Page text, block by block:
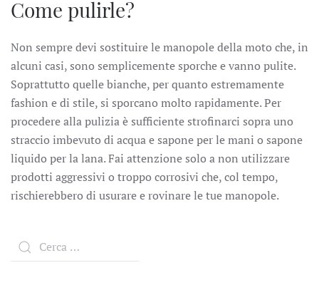
Come pulirle?
Non sempre devi sostituire le manopole della moto che, in
alcuni casi, sono semplicemente sporche e vanno pulite.
Soprattutto quelle bianche, per quanto estremamente
fashion e di stile, si sporcano molto rapidamente. Per
procedere alla pulizia è sufficiente strofinarci sopra uno
straccio imbevuto di acqua e sapone per le mani o sapone
liquido per la lana. Fai attenzione solo a non utilizzare
prodotti aggressivi o troppo corrosivi che, col tempo,
rischierebbero di usurare e rovinare le tue manopole.